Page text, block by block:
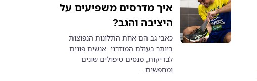
איך מדרסים משפיעים על
היציבה והגב?
כאבי גב הם אחת התלונות הנפוצות
ביותר בעולם המודרני. אנשים פונים
לבדיקות, מנסים טיפולים שונים
ומחפשים...